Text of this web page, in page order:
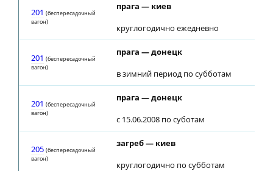
201 (беспересадочный
вагон)
прага — киев
круглогодично ежедневно
201 (беспересадочный
вагон)
прага — донецк
в зимний период по субботам
201 (беспересадочный
вагон)
прага — донецк
с 15.06.2008 по суботам
205 (беспересадочный
вагон)
загреб — киев
круглогодично по субботам